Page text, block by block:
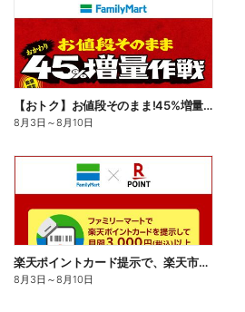
【おトク】お値段そのまま!45%増量作戦!
8月3日 ～8月10日
楽天ポイントカード提示で、楽天市場でのお買い物がおトクに!
8月3日 ～8月10日